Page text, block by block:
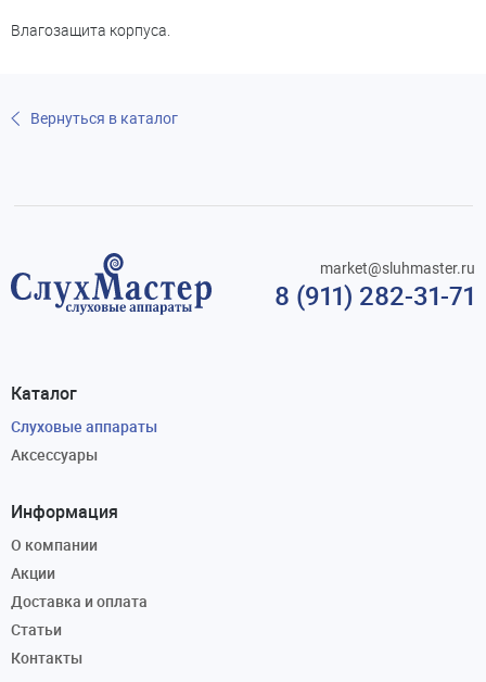
Влагозащита корпуса.
Вернуться в каталог
8 (911) 282-31-71
market@sluhmaster.ru
Каталог
Слуховые аппараты
Аксессуары
Информация
О компании
Акции
Доставка и оплата
Статьи
Контакты